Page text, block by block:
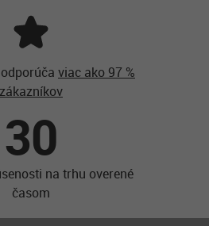
viac ako 97 %
zákazníkov
30
na trhu overené
časom